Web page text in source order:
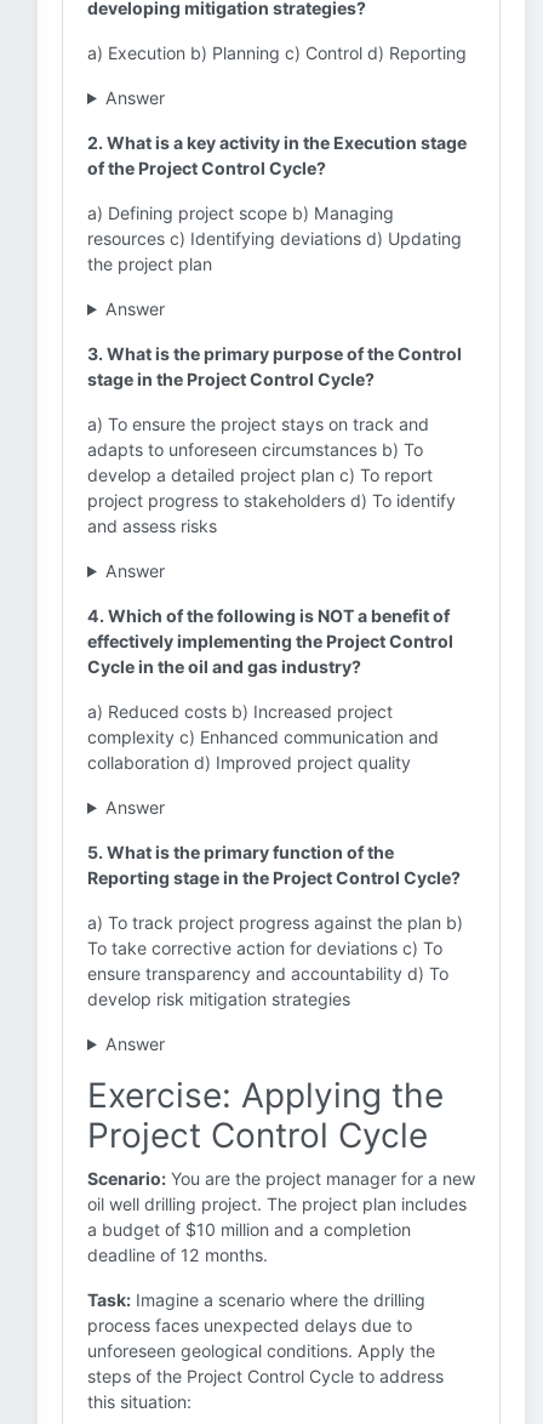
developing mitigation strategies?
a) Execution b) Planning c) Control d) Reporting
Answer
2. What is a key activity in the Execution stage
of the Project Control Cycle?
a) Defining project scope b) Managing
resources c) Identifying deviations d) Updating
the project plan
Answer
3. What is the primary purpose of the Control
stage in the Project Control Cycle?
a) To ensure the project stays on track and
adapts to unforeseen circumstances b) To
develop a detailed project plan c) To report
project progress to stakeholders d) To identify
and assess risks
Answer
4. Which of the following is NOT a benefit of
effectively implementing the Project Control
Cycle in the oil and gas industry?
a) Reduced costs b) Increased project
complexity c) Enhanced communication and
collaboration d) Improved project quality
Answer
5. What is the primary function of the
Reporting stage in the Project Control Cycle?
a) To track project progress against the plan b)
To take corrective action for deviations c) To
ensure transparency and accountability d) To
develop risk mitigation strategies
Answer
Exercise: Applying the
Project Control Cycle
Scenario: You are the project manager for a new
oil well drilling project. The project plan includes
a budget of $10 million and a completion
deadline of 12 months.
Task: Imagine a scenario where the drilling
process faces unexpected delays due to
unforeseen geological conditions. Apply the
steps of the Project Control Cycle to address
this situation: